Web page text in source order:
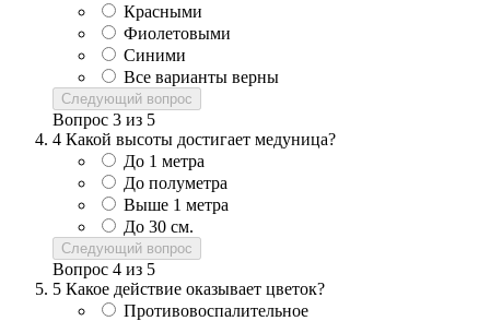
Красными
Фиолетовыми
Синими
Все варианты верны
Следующий вопрос
Вопрос 3 из 5
4 Какой высоты достигает медуница?
До 1 метра
До полуметра
Выше 1 метра
До 30 см.
Следующий вопрос
Вопрос 4 из 5
5 Какое действие оказывает цветок?
Противовоспалительное